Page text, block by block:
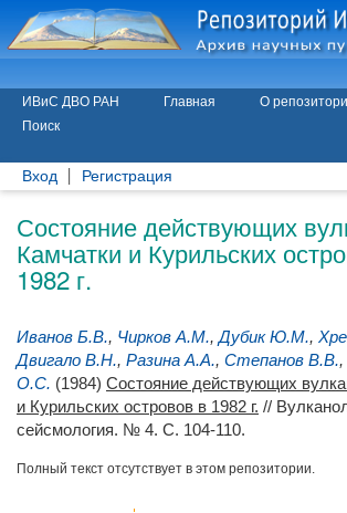
ИВиС ДВО РАН Главная О
Поиск
Вход Регистрация
Состояние действующих
Камчатки и Курильских
1982 г.
Иванов Б.В., Чирков А.М.,Дубик Ю.М.,
Двигало В.Н., Разина А.А., Степанов В.В.,
О.С. (1984) Состояние действующих
и Курильских островов в 1982 г. //
сейсмология. № 4. С. 104-110.
Полный текст отсутствует в этом репозитории.